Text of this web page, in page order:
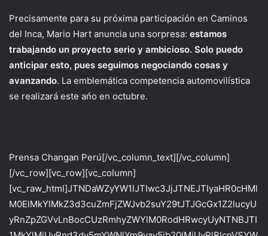
Precisamente para su próxima participación en Caminos
del Inca, Mario Hart anuncia una sorpresa: estamos
trabajando un proyecto serio y ambicioso. Solo puedo
anticipar esto, pues seguimos negociando cosas y
avanzando. La emblemática competencia automovilística
se realizará este ańo en octubre.
Prensa Changan Perú[/vc_column_text][/vc_column]
[/vc_row][vc_row][vc_column]
[vc_raw_html]JTNDaWZyYW1lJTIwc3JjJTNEJTIyaHR0cHMl
M0ElMkYlMkZ3d3cuZmFjZWJvb2suY29tJTJGcGx1Z2lucyU
yRnZpZGVvLnBocCUzRmhyZWYlM0RodHRwcyUyNTNBJTI